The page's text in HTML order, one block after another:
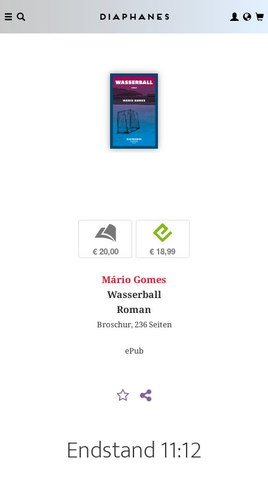
Diaphanes
b
€ 20,00
e
€ 18,99
Mário Gomes
Wasserball
Roman
Broschur, 236 Seiten
ePub
Endstand 11:12